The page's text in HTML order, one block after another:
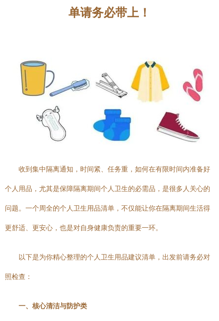
单请务必带上！
收到集中隔离通知，时间紧、任务重，如何在有限时间内准备好
个人用品，尤其是保障隔离期间个人卫生的必需品，是很多人关心的
问题。一个周全的个人卫生用品清单，不仅能让你在隔离期间生活得
更舒适、更安心，也是对自身健康负责的重要一环。
以下是为你精心整理的个人卫生用品建议清单，出发前请务必对
照检查：
一、核心清洁与防护类